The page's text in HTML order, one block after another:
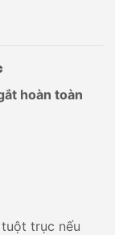
hoàn toàn
trục nếu